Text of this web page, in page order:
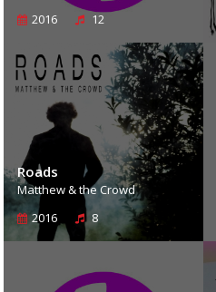
2016
12
Roads
Matthew & the Crowd
2016
8